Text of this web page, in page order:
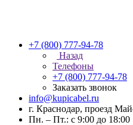
+7 (800) 777-94-78
Назад
Телефоны
+7 (800) 777-94-78
Заказать звонок
info@kupicabel.ru
г. Краснодар, проезд
Пн. – Пт.: с 9:00 до 18:00